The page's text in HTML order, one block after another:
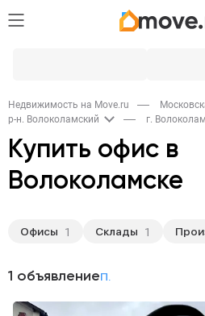
Недвижимость на Move.ru
р-н. Волоколамский
г.
Купить офис в
Волоколамске
Офисы 1 Склады 1
1 объявление